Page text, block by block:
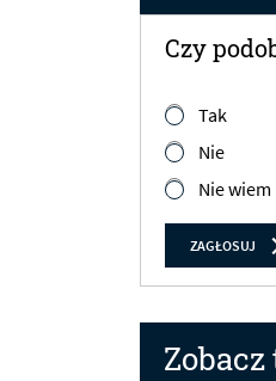
Czy
Tak
Nie
Nie wiem
ZAGŁOSUJ
Zobacz